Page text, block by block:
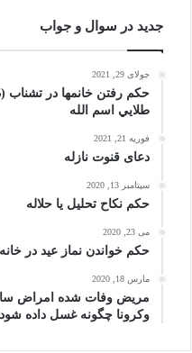
جدید در سوال و جواب
جولای 29, 2021
حکم رفتن خانمها در تشناب
طلايي اسم الله
فوریه 21, 2021
دعای قنوت نازله
سپتامبر 13, 2020
حکم نکاح تحلیل یا حلاله
می 23, 2020
حكم خواندن نماز عيد در
مارس 18, 2020
مریض وفات شده امراض
وكرونا چگونه غسل داده